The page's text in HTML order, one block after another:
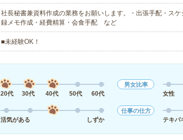
社長秘書兼資料作成の業務をお願いします。・出張手配・ス
録メモ作成・経費精算・会食手配 など
■未経験OK！
20代
30代 40代 50代 60代
男女比率
女性
活気がある
しずか
仕事の仕方
テキパ